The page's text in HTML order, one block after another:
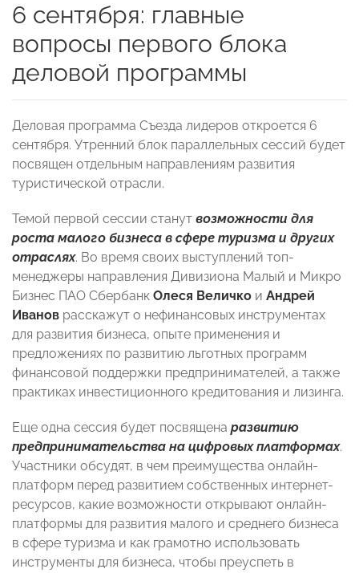
6 сентября: главные
вопросы первого блока
деловой программы
Деловая программа Съезда лидеров откроется 6
сентября. Утренний блок параллельных сессий будет
посвящен отдельным направлениям развития
туристической отрасли.
Темой первой сессии станут возможности для
роста малого бизнеса в сфере туризма и других
отраслях. Во время своих выступлений топ-
менеджеры направления Дивизиона Малый и Микро
Бизнес ПАО Сбербанк Олеся Величко и Андрей
Иванов расскажут о нефинансовых инструментах
для развития бизнеса, опыте применения и
предложениях по развитию льготных программ
финансовой поддержки предпринимателей, а также
практиках инвестиционного кредитования и лизинга.
Еще одна сессия будет посвящена развитию
предпринимательства на цифровых платформах.
Участники обсудят, в чем преимущества онлайн-
платформ перед развитием собственных интернет-
ресурсов, какие возможности открывают онлайн-
платформы для развития малого и среднего бизнеса
в сфере туризма и как грамотно использовать
инструменты для бизнеса, чтобы преуспеть в